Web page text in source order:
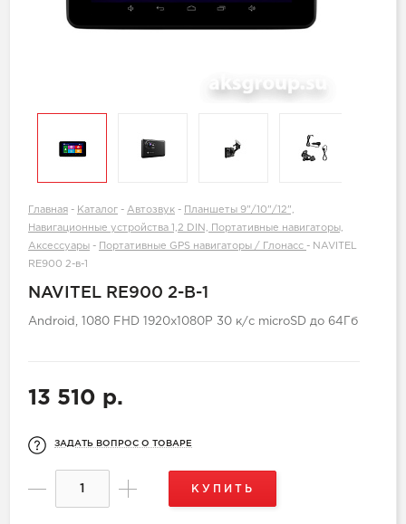
Главная - Каталог - Автозвук -
Планшеты 9"/10"/12",
Навигационные устройства 1,2 DIN, Портативные навигаторы,
Аксессуары - Портативные GPS навигаторы / Глонасс - NAVITEL
RE900 2-в-1
NAVITEL RE900 2-В-1
Android, 1080 FHD 1920x1080P 30 к/с microSD до 64Гб
13 510 р.
ЗАДАТЬ ВОПРОС О ТОВАРЕ
КУПИТЬ